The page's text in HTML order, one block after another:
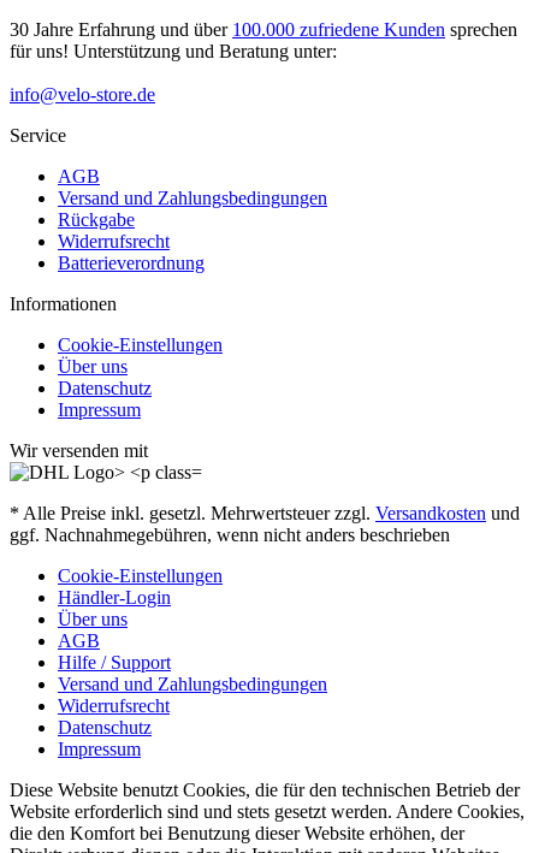
30 Jahre Erfahrung und über 100.000 zufriedene Kunden sprechen
für uns! Unterstützung und Beratung unter:
info@velo-store.de
Service
AGB
Versand und Zahlungsbedingungen
Rückgabe
Widerrufsrecht
Batterieverordnung
Informationen
Cookie-Einstellungen
Über uns
Datenschutz
Impressum
Wir versenden mit
* Alle Preise inkl. gesetzl. Mehrwertsteuer zzgl. Versandkosten und
ggf. Nachnahmegebühren, wenn nicht anders beschrieben
Cookie-Einstellungen
Händler-Login
Über uns
AGB
Hilfe / Support
Versand und Zahlungsbedingungen
Widerrufsrecht
Datenschutz
Impressum
Diese Website benutzt Cookies, die für den technischen Betrieb der
Website erforderlich sind und stets gesetzt werden. Andere Cookies,
die den Komfort bei Benutzung dieser Website erhöhen, der